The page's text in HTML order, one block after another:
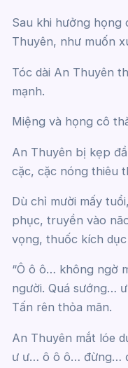
Sau khi hưởng họng
Thuyên, như muốn
Tóc dài An Thuyên
mạnh.
Miệng và họng cô
An Thuyên bị kẹp
cặc, cặc nóng thiêu
Dù chỉ mười mấy
phục, truyền vào
vọng, thuốc kích
“Ô ô ô… không ngờ
người. Quá sướng…
Tấn rên thỏa mãn.
An Thuyên mắt lóe
ư ư… ô ô ô… đừng…